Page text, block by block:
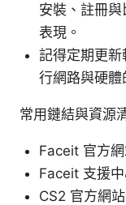
安裝、註冊
表現。
記得定期更
行網路與硬體
常用鏈結與資源
Faceit 官方
Faceit 支援
CS2 官方網